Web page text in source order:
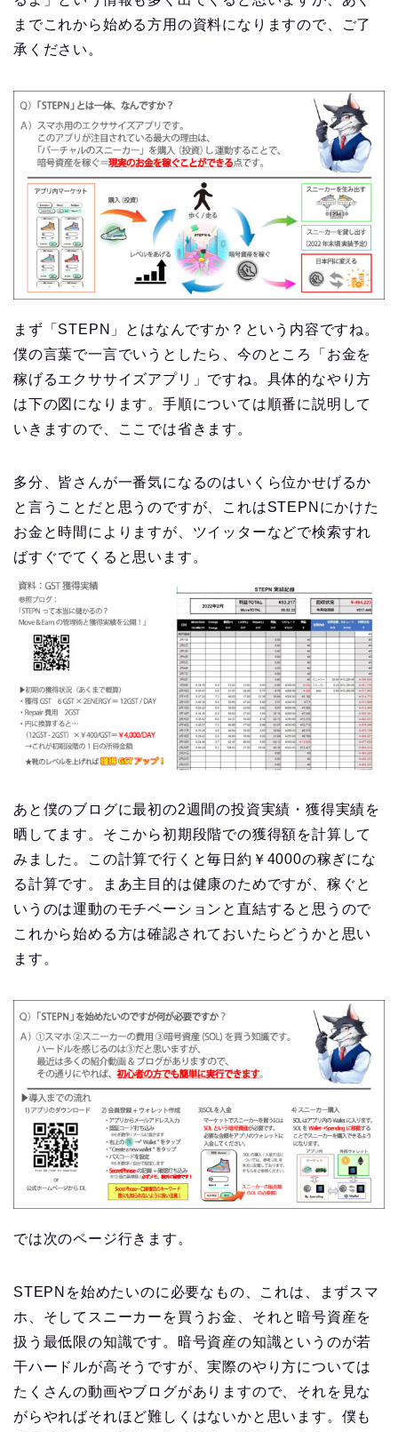
までこれから始める方用の資料になりますので、ご了
承ください。
まず「STEPN」とはなんですか？という内容ですね。
僕の言葉で一言でいうとしたら、今のところ「お金を
稼げるエクササイズアプリ」ですね。具体的なやり方
は下の図になります。手順については順番に説明して
いきますので、ここでは省きます。
多分、皆さんが一番気になるのはいくら位かせげるか
と言うことだと思うのですが、これはSTEPNにかけた
お金と時間によりますが、ツイッターなどで検索すれ
ばすぐでてくると思います。
あと僕のブログに最初の2週間の投資実績・獲得実績を
晒してます。そこから初期段階での獲得額を計算して
みました。この計算で行くと毎日約￥4000の稼ぎにな
る計算です。まあ主目的は健康のためですが、稼ぐと
いうのは運動のモチベーションと直結すると思うので
これから始める方は確認されておいたらどうかと思い
ます。
では次のページ行きます。
STEPNを始めたいのに必要なもの、これは、まずスマ
ホ、そしてスニーカーを買うお金、それと暗号資産を
扱う最低限の知識です。暗号資産の知識というのが若
干ハードルが高そうですが、実際のやり方については
たくさんの動画やブログがありますので、それを見な
がらやればそれほど難しくはないかと思います。僕も